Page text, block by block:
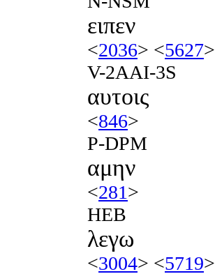
ειπεν
<2036> <5627>
V-2AAI-3S
αυτοις
<846>
P-DPM
αμην
<281>
HEB
λεγω
<3004> <5719>